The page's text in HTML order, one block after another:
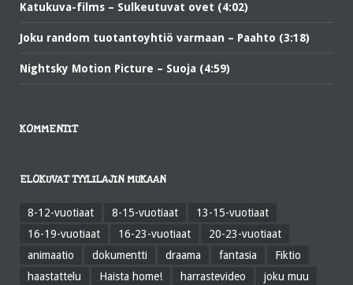
Katukuva-films – Sulkeutuvat ovet (4:02)
Joku random tuotantoyhtiö varmaan – Paahto (3:18)
Nightsky Motion Picture – Suoja (4:59)
KOMMENTIT
ELOKUVAT TYYLILAJIN MUKAAN
8-12-vuotiaat 8-15-vuotiaat
13-15-vuotiaat
16-19-vuotiaat
16-23-vuotiaat
20-23-vuotiaat
animaatio
dokumentti draama fantasia
Fiktio
haastattelu
Haista home! harrastevideo
joku muu